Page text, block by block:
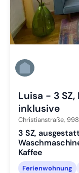
Luisa - 3 SZ,
inklusive
Christianstraße,
3 SZ,
Kaffee
Ferienwohnung